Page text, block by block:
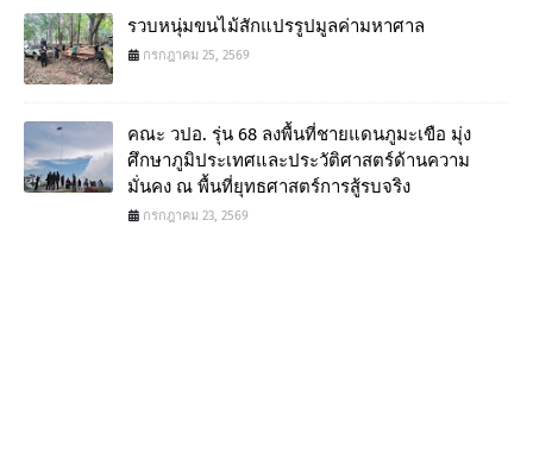
รวบหนุ่มขนไม้สักแปรรูปมูลค่ามหาศาล
กรกฎาคม 25, 2569
คณะ วปอ. รุ่น 68 ลงพื้นที่ชายแดนภูมะเขือ มุ่ง
ศึกษาภูมิประเทศและประวัติศาสตร์ด้านความ
มั่นคง ณ พื้นที่ยุทธศาสตร์การสู้รบจริง
กรกฎาคม 23, 2569